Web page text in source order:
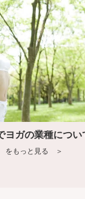
ヨガの業種につい
をもっと見る ＞